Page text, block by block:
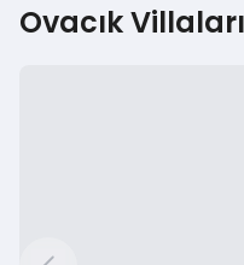
Ovacık